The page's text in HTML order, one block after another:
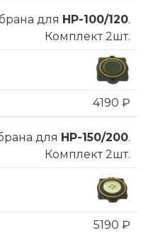
для HP-100/120.
Комплект 2шт.
4190 ₽
для HP-150/200.
Комплект 2шт.
5190 ₽